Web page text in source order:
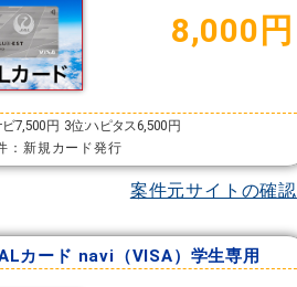
8,000円
ビ7,500円 3位:ハピタス6,500円
：新規カード発行
案件元サイトの確認
カード navi（VISA）学生専用